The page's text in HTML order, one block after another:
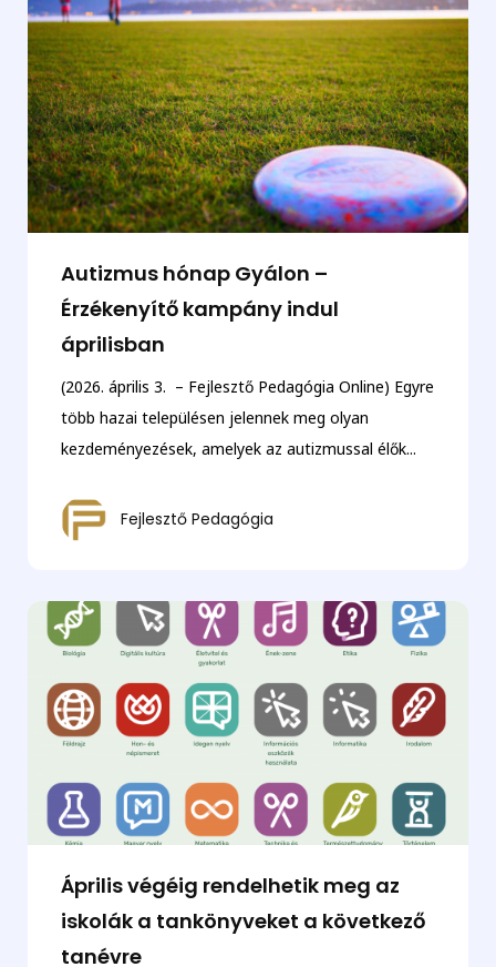
Autizmus hónap Gyálon –
Érzékenyítő kampány indul
áprilisban
(2026. április 3. – Fejlesztő Pedagógia Online) Egyre
több hazai településen jelennek meg olyan
kezdeményezések, amelyek az autizmussal élők...
Fejlesztő Pedagógia
Április végéig rendelhetik meg az
iskolák a tankönyveket a következő
tanévre